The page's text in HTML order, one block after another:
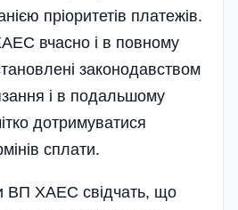
пріоритетів платежів.
вчасно і в повному
законодавством
і в подальшому
дотримуватися
сплати.
ВП ХАЕС свідчать, що